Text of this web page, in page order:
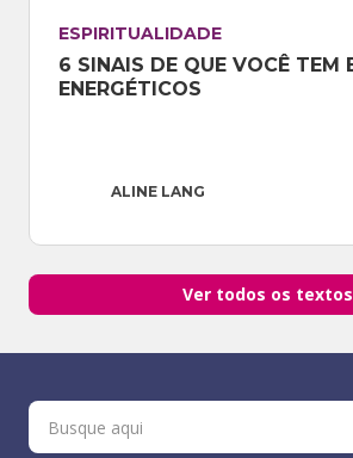
ESPIRITUALIDADE
6 SINAIS DE QUE VOCÊ TEM
ENERGÉTICOS
ALINE LANG
Ver todos os textos